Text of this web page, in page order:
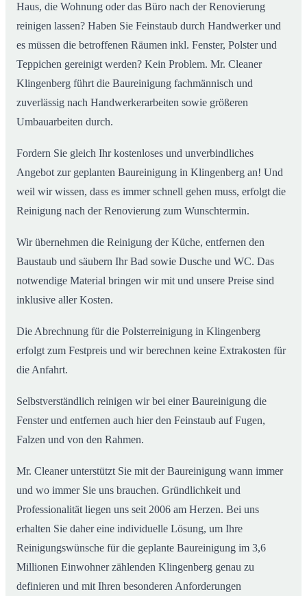
Haus, die Wohnung oder das Büro nach der Renovierung
reinigen lassen? Haben Sie Feinstaub durch Handwerker und
es müssen die betroffenen Räumen inkl. Fenster, Polster und
Teppichen gereinigt werden? Kein Problem. Mr. Cleaner
Klingenberg führt die Baureinigung fachmännisch und
zuverlässig nach Handwerkerarbeiten sowie größeren
Umbauarbeiten durch.
Fordern Sie gleich Ihr kostenloses und unverbindliches
Angebot zur geplanten Baureinigung in Klingenberg an! Und
weil wir wissen, dass es immer schnell gehen muss, erfolgt die
Reinigung nach der Renovierung zum Wunschtermin.
Wir übernehmen die Reinigung der Küche, entfernen den
Baustaub und säubern Ihr Bad sowie Dusche und WC. Das
notwendige Material bringen wir mit und unsere Preise sind
inklusive aller Kosten.
Die Abrechnung für die Polsterreinigung in Klingenberg
erfolgt zum Festpreis und wir berechnen keine Extrakosten für
die Anfahrt.
Selbstverständlich reinigen wir bei einer Baureinigung die
Fenster und entfernen auch hier den Feinstaub auf Fugen,
Falzen und von den Rahmen.
Mr. Cleaner unterstützt Sie mit der Baureinigung wann immer
und wo immer Sie uns brauchen. Gründlichkeit und
Professionalität liegen uns seit 2006 am Herzen. Bei uns
erhalten Sie daher eine individuelle Lösung, um Ihre
Reinigungswünsche für die geplante Baureinigung im 3,6
Millionen Einwohner zählenden Klingenberg genau zu
definieren und mit Ihren besonderen Anforderungen